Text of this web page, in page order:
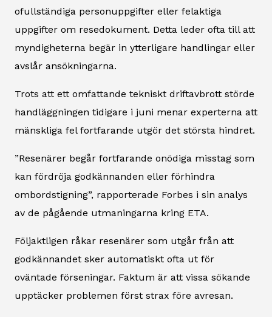
ofullständiga personuppgifter eller felaktiga
uppgifter om resedokument. Detta leder ofta till att
myndigheterna begär in ytterligare handlingar eller
avslår ansökningarna.
Trots att ett omfattande tekniskt driftavbrott störde
handläggningen tidigare i juni menar experterna att
mänskliga fel fortfarande utgör det största hindret.
”Resenärer begår fortfarande onödiga misstag som
kan fördröja godkännanden eller förhindra
ombordstigning”, rapporterade Forbes i sin analys
av de pågående utmaningarna kring ETA.
Följaktligen råkar resenärer som utgår från att
godkännandet sker automatiskt ofta ut för
oväntade förseningar. Faktum är att vissa sökande
upptäcker problemen först strax före avresan.